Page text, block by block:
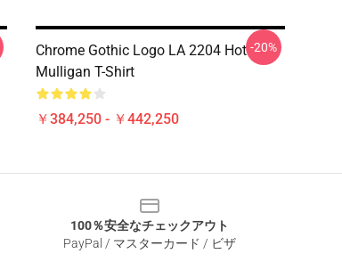
Chrome Gothic Logo LA 2204 Hot
Mulligan T-Shirt
￥384,250 - ￥442,250
-20%
100％安全なチェックアウト
PayPal / マスターカード / ビザ